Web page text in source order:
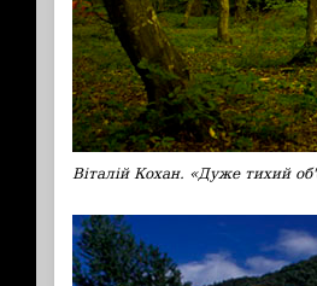
Віталій Кохан. «Дуже тихий